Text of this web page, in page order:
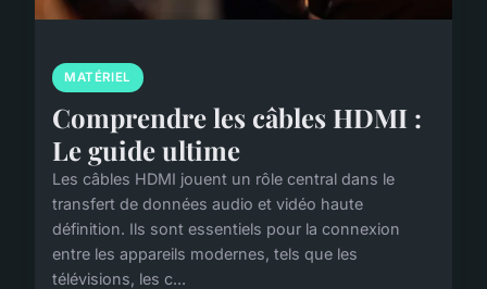
MATÉRIEL
Comprendre les câbles HDMI :
Le guide ultime
Les câbles HDMI jouent un rôle central dans le
transfert de données audio et vidéo haute
définition. Ils sont essentiels pour la connexion
entre les appareils modernes, tels que les
télévisions, les c...